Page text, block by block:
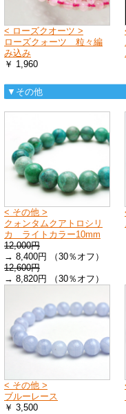
< ローズクオーツ >
ローズクォーツ 粒々編
み込み
￥ 1,960
▼その他
< その他 >
クォンタムクアトロシリ
カ ライトカラー10mm
12,000円
→ 8,400円 （30％オフ）
12,600円
→ 8,820円 （30％オフ）
< その他 >
ブルーレース
￥ 3,500